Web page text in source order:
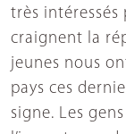
très intéressés
craignent la
jeunes nous
pays ces
signe. Les